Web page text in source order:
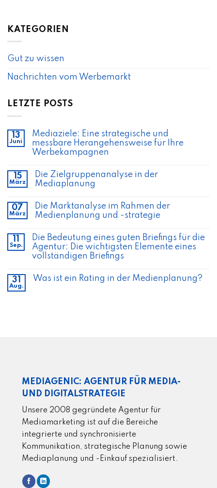
KATEGORIEN
Gut zu wissen
Nachrichten vom Werbemarkt
LETZTE POSTS
13
Juni
Mediaziele: Eine strategische und
messbare Herangehensweise für Ihre
Werbekampagnen
15
März
Die Zielgruppenanalyse in der
Mediaplanung
07
März
Die Marktanalyse im Rahmen der
Medienplanung und -strategie
11
Sep.
Die Bedeutung eines guten Briefings für die
Agentur: Die wichtigsten Elemente eines
vollständigen Briefings
31
Aug.
Was ist ein Rating in der Medienplanung?
MEDIAGENIC: AGENTUR FÜR MEDIA-
UND DIGITALSTRATEGIE
Unsere 2008 gegründete Agentur für
Mediamarketing ist auf die Bereiche
integrierte und synchronisierte
Kommunikation, strategische Planung sowie
Mediaplanung und -Einkauf spezialisiert.